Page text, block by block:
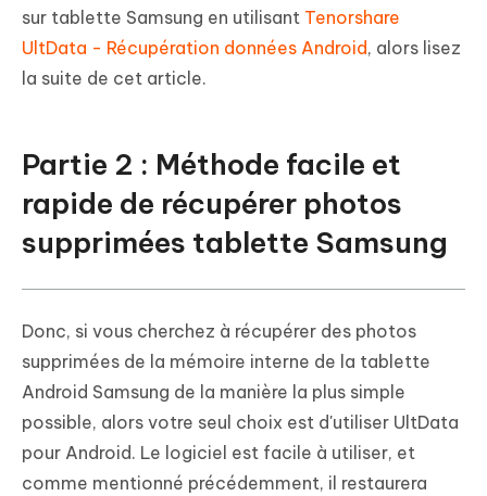
sur tablette Samsung en utilisant Tenorshare
UltData - Récupération données Android, alors lisez
la suite de cet article.
Partie 2 : Méthode facile et
rapide de récupérer photos
supprimées tablette Samsung
Donc, si vous cherchez à récupérer des photos
supprimées de la mémoire interne de la tablette
Android Samsung de la manière la plus simple
possible, alors votre seul choix est d'utiliser UltData
pour Android. Le logiciel est facile à utiliser, et
comme mentionné précédemment, il restaurera